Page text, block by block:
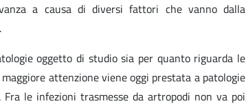
a causa di diversi fattori che vanno dalla
oggetto di studio sia per quanto riguarda le
attenzione viene oggi prestata a patologie
le infezioni trasmesse da artropodi non va poi